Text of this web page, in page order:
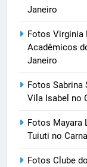
Janeiro
Fotos Virginia
Acadêmicos
Janeiro
Fotos Sabrina
Vila Isabel no
Fotos Mayara
Tuiuti no
Fotos Clube